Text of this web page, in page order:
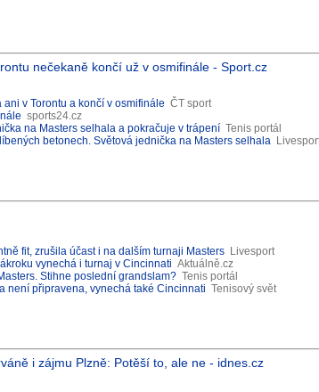
nečekaně končí už v osmifinále - Sport.cz
v Torontu a končí v osmifinále ČT sport
sports24.cz
na Masters selhala a pokračuje v trápení Tenis portál
betonech. Světová jednička na Masters selhala
fit, zrušila účast i na dalším turnaji Masters Livesport
vynechá i turnaj v Cincinnati Aktuálně.cz
Stihne poslední grandslam? Tenis portál
není připravena, vynechá také Cincinnati Tenisový svět
i zájmu Plzně: Potěší to, ale ne - idnes.cz